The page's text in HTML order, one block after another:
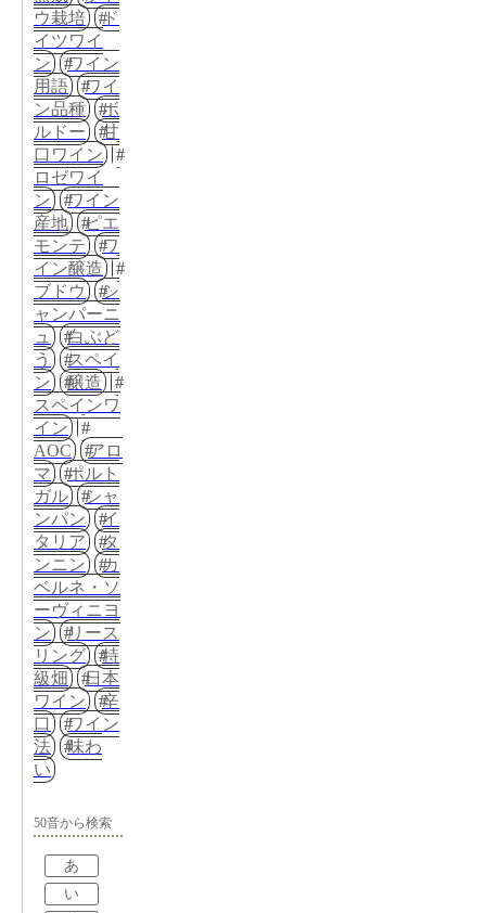
ウ栽培
ド
イツワイ
ン
ワイン
用語
ワイ
ン品種
ボ
ルドー
甘
口ワイン
ロゼワイ
ン
ワイン
産地
ピエ
モンテ
ワ
イン醸造
ブドウ
シ
ャンパーニ
ュ
白ぶど
う
スペイ
ン
醸造
スペインワ
イン
AOC
アロ
マ
ポルト
ガル
シャ
ンパン
イ
タリア
タ
ンニン
カ
ベルネ・ソ
ーヴィニヨ
ン
リース
リング
特
級畑
日本
ワイン
辛
口
ワイン
法
味わ
い
50音から検索
あ
い